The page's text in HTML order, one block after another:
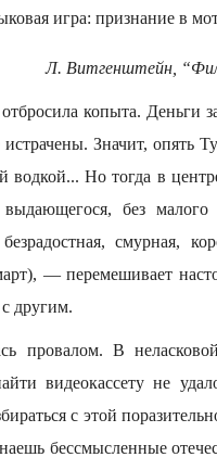
игра: признание в
Л. Витгенштейн,
копыта. Деньги
Значит, опять
Но тогда в
без малого
смурная,
— перемешивает
другим.
провалом. В
видеокассету не
с этой
бессмысленные